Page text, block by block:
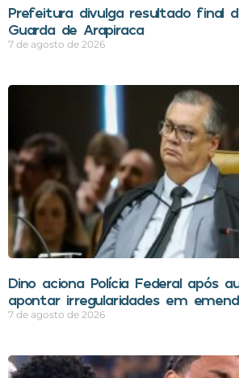
Prefeitura divulga resultado final
Guarda de Arapiraca
7 de agosto de 2026
Dino aciona Polícia Federal após
apontar irregularidades em
7 de agosto de 2026